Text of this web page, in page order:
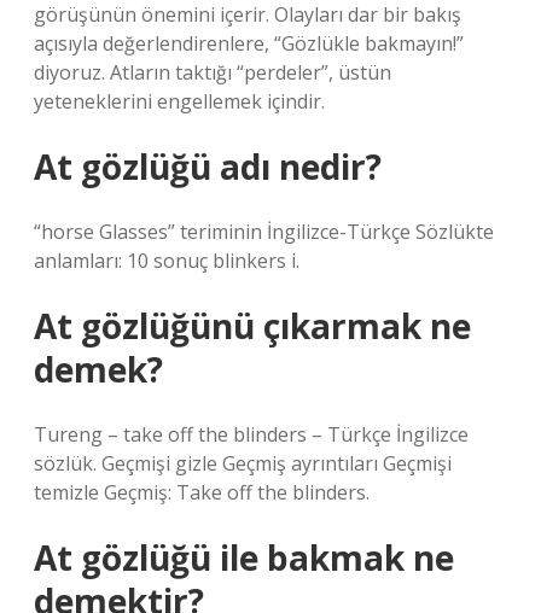
görüşünün önemini içerir. Olayları dar bir bakış
açısıyla değerlendirenlere, “Gözlükle bakmayın!”
diyoruz. Atların taktığı “perdeler”, üstün
yeteneklerini engellemek içindir.
At gözlüğü adı nedir?
“horse Glasses” teriminin İngilizce-Türkçe Sözlükte
anlamları: 10 sonuç blinkers i.
At gözlüğünü çıkarmak ne
demek?
Tureng – take off the blinders – Türkçe İngilizce
sözlük. Geçmişi gizle Geçmiş ayrıntıları Geçmişi
temizle Geçmiş: Take off the blinders.
At gözlüğü ile bakmak ne
demektir?